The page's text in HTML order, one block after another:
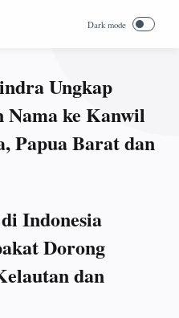
Ungkap
Nama ke Kanwil
Papua Barat dan
Indonesia
Dorong
dan